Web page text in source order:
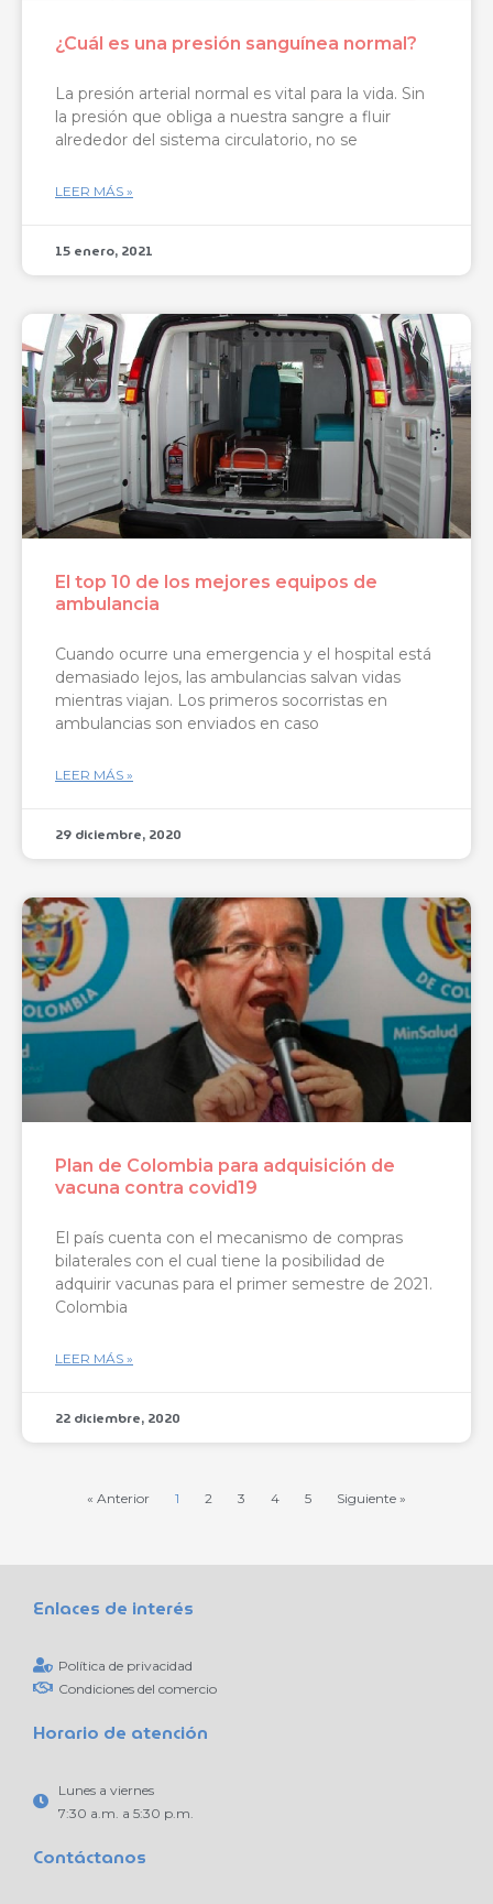
¿Cuál es una presión sanguínea normal?
La presión arterial normal es vital para la vida. Sin
la presión que obliga a nuestra sangre a fluir
alrededor del sistema circulatorio, no se
LEER MÁS »
15 enero, 2021
El top 10 de los mejores equipos de
ambulancia
Cuando ocurre una emergencia y el hospital está
demasiado lejos, las ambulancias salvan vidas
mientras viajan. Los primeros socorristas en
ambulancias son enviados en caso
LEER MÁS »
29 diciembre, 2020
Plan de Colombia para adquisición de
vacuna contra covid19
El país cuenta con el mecanismo de compras
bilaterales con el cual tiene la posibilidad de
adquirir vacunas para el primer semestre de 2021.
Colombia
LEER MÁS »
22 diciembre, 2020
« Anterior 1 2 3 4 5 Siguiente »
Enlaces de interés
Política de privacidad
Condiciones del comercio
Horario de atención
Lunes a viernes
7:30 a.m. a 5:30 p.m.
Contáctanos